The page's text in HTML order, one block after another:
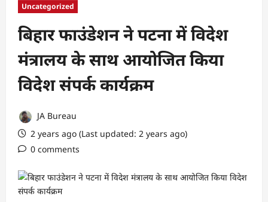
Uncategorized
बिहार फाउंडेशन ने पटना में विदेश
मंत्रालय के साथ आयोजित किया
विदेश संपर्क कार्यक्रम
JA Bureau
2 years ago (Last updated: 2 years ago)
0 comments